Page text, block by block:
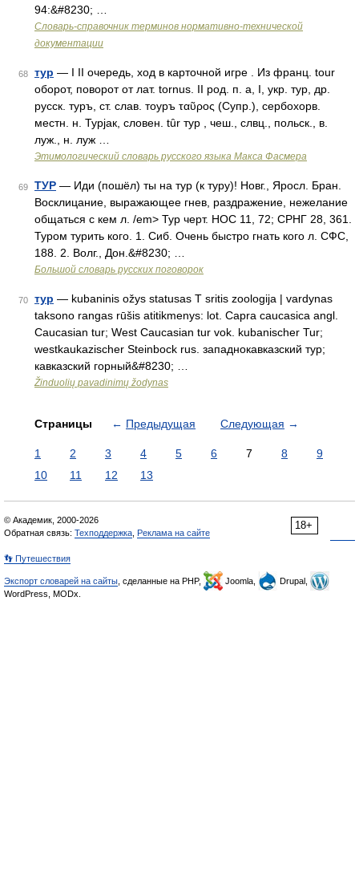
94:&#8230; …
Словарь-справочник терминов нормативно-технической
документации
68 тур — I II очередь, ход в карточной игре . Из франц. tour
оборот, поворот от лат. tornus. II род. п. а, I, укр. тур, др.
русск. туръ, ст. слав. тоуръ ταῦρος (Супр.), сербохорв.
местн. н. Турjак, словен. tȗr тур , чеш., слвц., польск., в.
луж., н. луж …
Этимологический словарь русского языка Макса Фасмера
69 ТУР — Иди (пошёл) ты на тур (к туру)! Новг., Яросл. Бран.
Восклицание, выражающее гнев, раздражение, нежелание
общаться с кем л. /em> Тур черт. НОС 11, 72; СРНГ 28, 361.
Туром турить кого. 1. Сиб. Очень быстро гнать кого л. СФС,
188. 2. Волг., Дон.&#8230; …
Большой словарь русских поговорок
70 тур — kubaninis ožys statusas T sritis zoologija | vardynas
taksono rangas rūšis atitikmenys: lot. Capra caucasica angl.
Caucasian tur; West Caucasian tur vok. kubanischer Tur;
westkaukazischer Steinbock rus. западнокавказский тур;
кавказский горный&#8230; …
Žinduolių pavadinimų žodynas
Страницы ← Предыдущая Следующая →
1 2 3 4 5 6 7 8
9
10
11 12 13
18+
© Академик, 2000-2026
Обратная связь: Техподдержка Реклама на сайте
👣 Путешествия
Экспорт словарей на сайты , сделанные на PHP, Joomla,
Drupal,
WordPress, MODx.